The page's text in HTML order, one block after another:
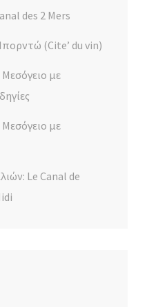
des 2 Mers
(Cite’ du vin)
με
με
Le Canal de